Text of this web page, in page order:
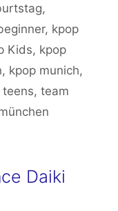
,
, kpop
Kids, kpop
, kpop munich,
teens, team
Daiki